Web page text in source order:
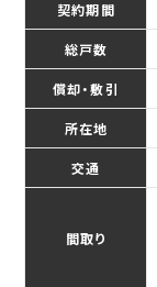
契約期間
総戸数
償却・敷引
所在地
交通
間取り